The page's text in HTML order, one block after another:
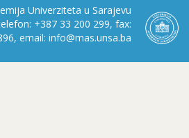
Univerziteta u Sarajevu
+387 33 200 299, fax:
email: info@mas.unsa.ba